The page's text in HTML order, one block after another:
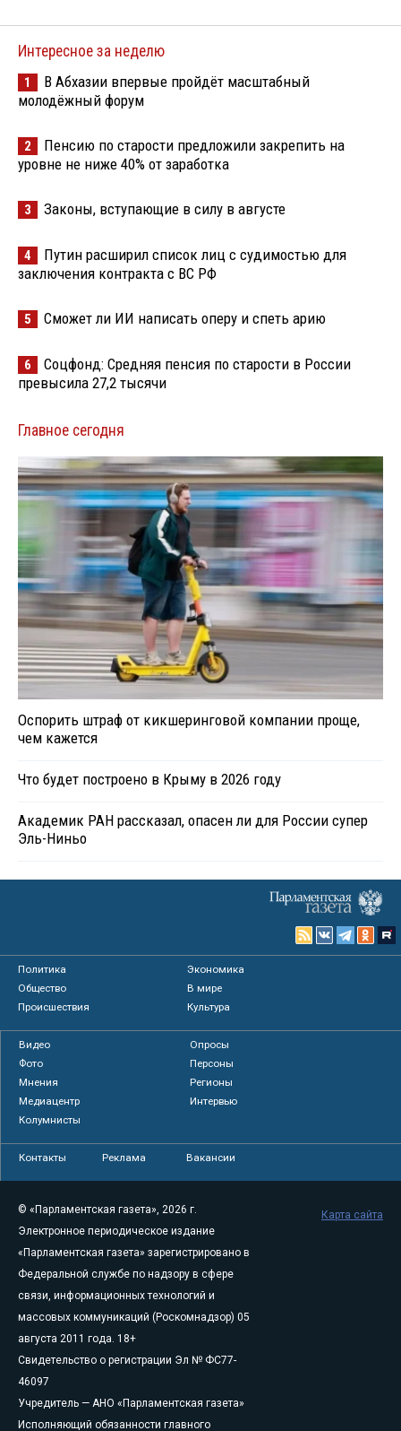
Интересное за неделю
1
В Абхазии впервые пройдёт масштабный
молодёжный форум
2
Пенсию по старости предложили закрепить на
уровне не ниже 40% от заработка
3 Законы, вступающие в силу в августе
4
Путин расширил список лиц с судимостью для
заключения контракта с ВС РФ
5 Сможет ли ИИ написать оперу и спеть арию
6
Соцфонд: Средняя пенсия по старости в России
превысила 27,2 тысячи
Главное сегодня
Оспорить штраф от кикшеринговой компании проще,
чем кажется
Что будет построено в Крыму в 2026 году
Академик РАН рассказал, опасен ли для России супер
Эль-Ниньо
Политика
Экономика
Общество
В мире
Происшествия
Культура
Видео
Опросы
Фото
Персоны
Мнения
Регионы
Медиацентр
Интервью
Колумнисты
Контакты Реклама Вакансии
© «Парламентская газета», 2026 г.
Электронное периодическое издание
«Парламентская газета» зарегистрировано в
Федеральной службе по надзору в сфере
связи, информационных технологий и
массовых коммуникаций (Роскомнадзор) 05
августа 2011 года. 18+
Свидетельство о регистрации Эл № ФС77-
46097
Учредитель — АНО «Парламентская газета»
Исполняющий обязанности главного
Карта сайта